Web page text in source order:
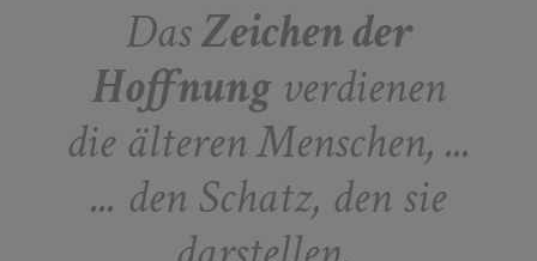
DasZeichen der
Hoffnungverdienen
die älteren Menschen, ...
... den Schatz, den sie